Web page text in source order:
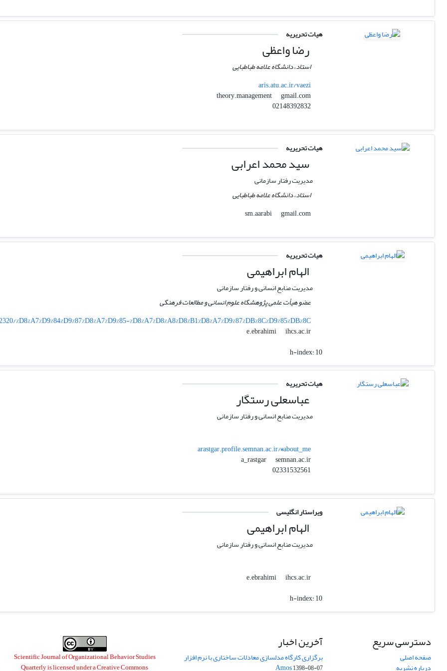
هیات تحریریه
رضا واعظی
استاد، دانشگاه علامه طباطبایی
aris.atu.ac.ir/vaezi
theory.management
gmail.com
02148392832
هیات تحریریه
سید محمد اعرابی
مدیریت رفتار سازمانی
استاد، دانشگاه علامه طباطبایی
sm.aarabi
gmail.com
هیات تحریریه
الهام ابراهیمی
مدیریت منابع انسانی و رفتار سازمانی
عضو هیأت علمی پژوهشگاه علوم انسانی و مطالعات فرهنگی
%D8%A7%D8%A8%D8%B1%D8%A7%D9%87%DB%8C%D9%85%DB%8C
e.ebrahimi
ihcs.ac.ir
h-index:10
هیات تحریریه
عباسعلی رستگار
مدیریت منابع انسانی و رفتار سازمانی
arastgar.profile.semnan.ac.ir/#about_me
a_rastgar
semnan.ac.ir
ویراستار انگلیسی
الهام ابراهیمی
مدیریت منابع انسانی و رفتار سازمانی
e.ebrahimi
ihcs.ac.ir
h-index:10
دسترسی سریع
صفحه اصلی
درباره نشریه
آخرین اخبار
برگزاری کارگاه مدلسازی معادلات ساختاری با نرم افزار
Amos1398-08-07
Scientific Journal of Organizational Behavior Studies
Quarterly is licensed under aCreative Commons